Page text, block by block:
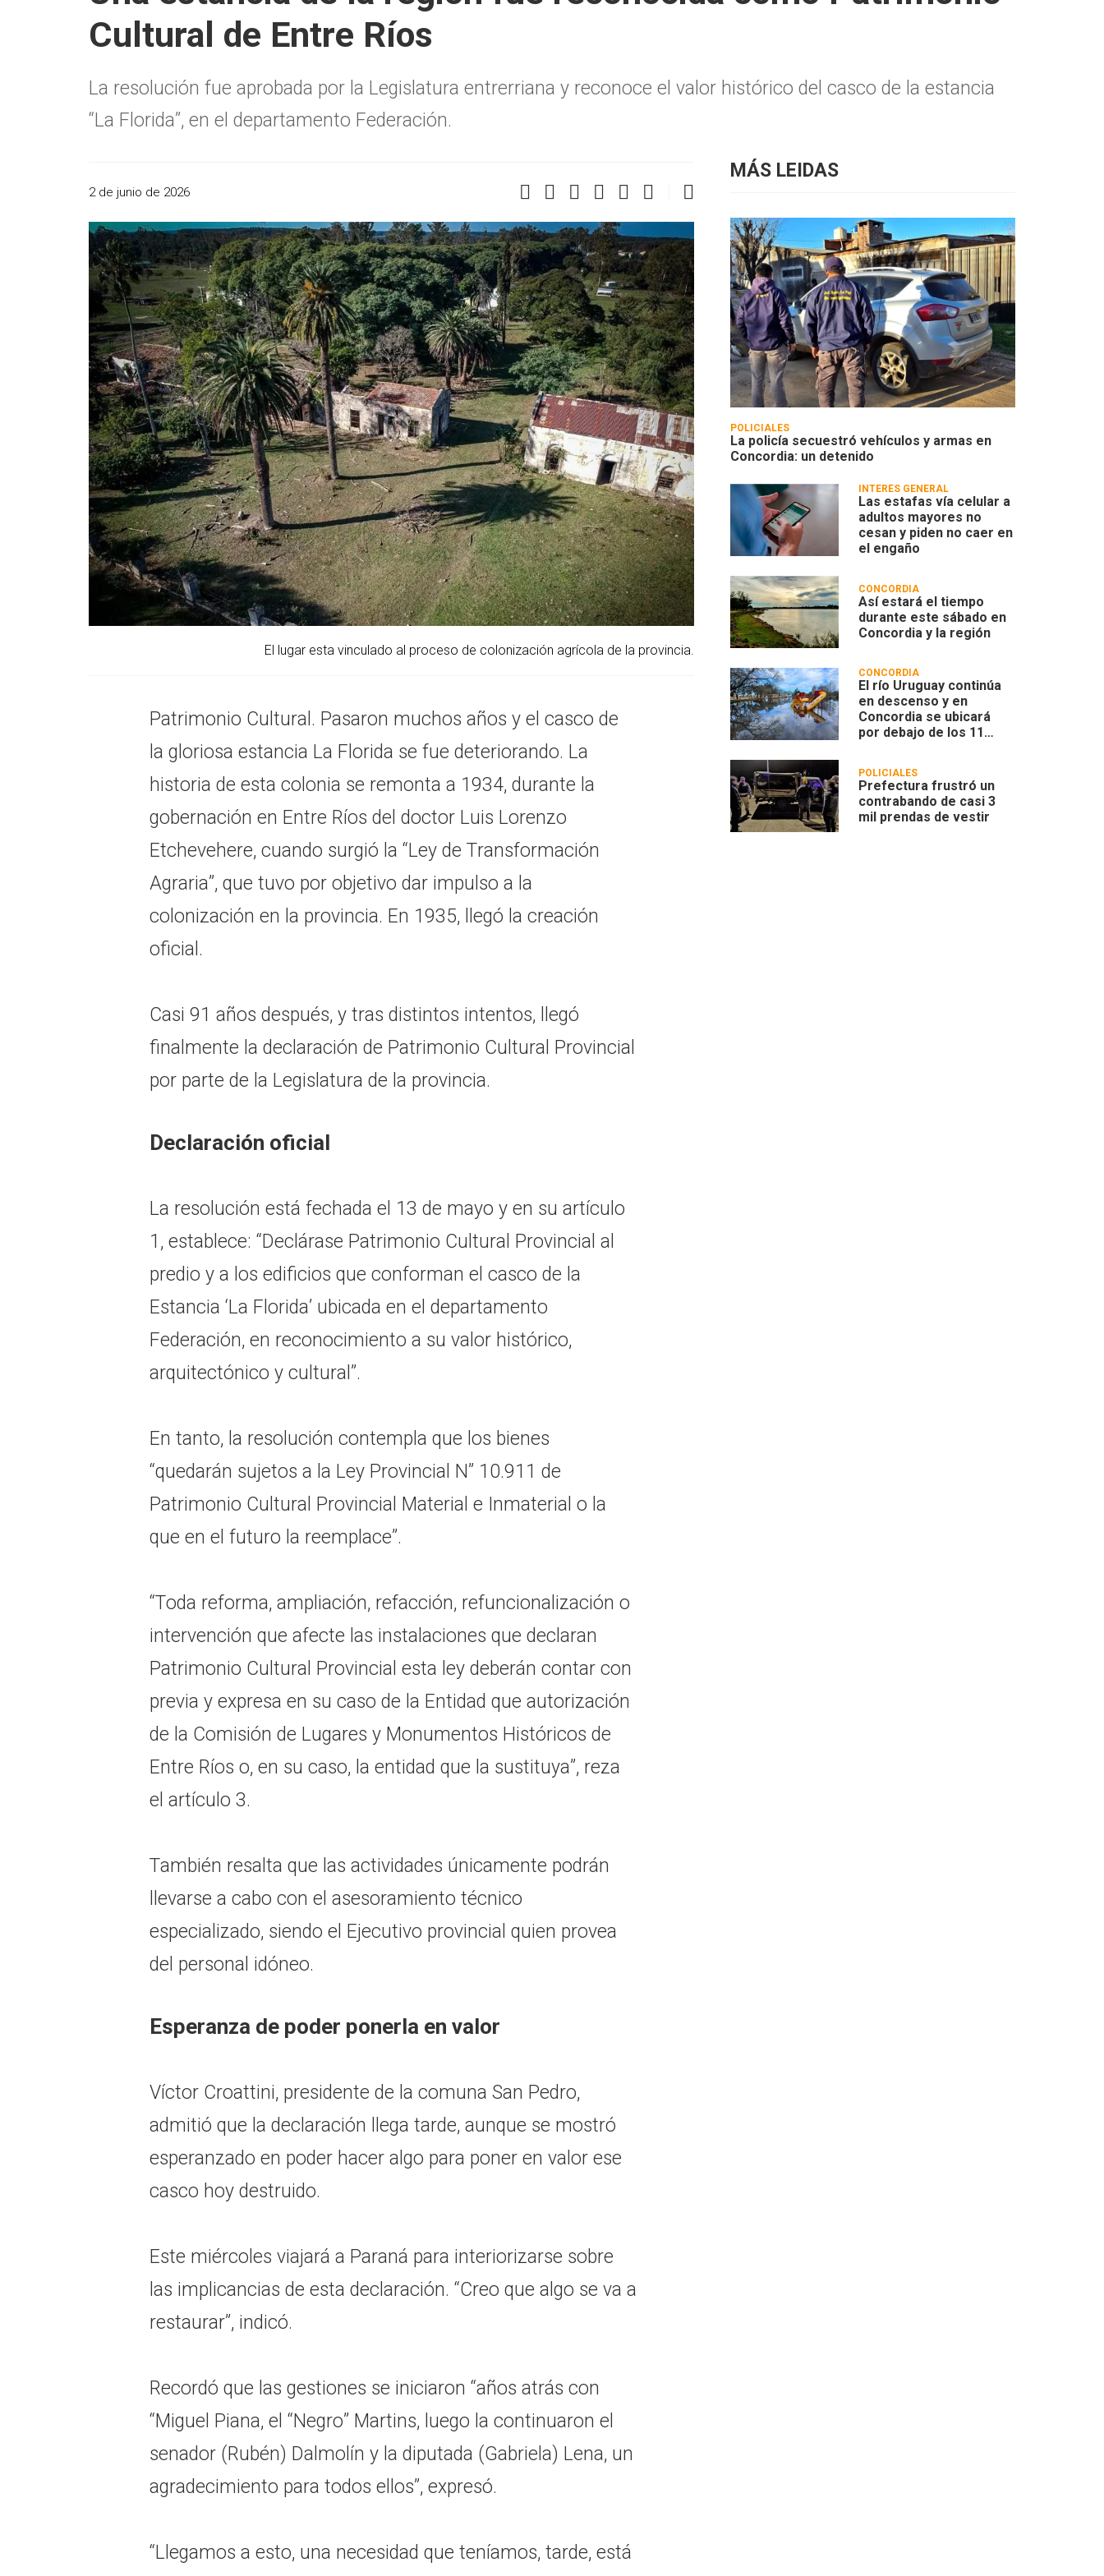
Cultural de Entre Ríos
La resolución fue aprobada por la Legislatura entrerriana y reconoce el valor histórico del casco de la estancia
“La Florida”, en el departamento Federación.
2 de junio de 2026
El lugar esta vinculado al proceso de colonización agrícola de la provincia.
Patrimonio Cultural. Pasaron muchos años y el casco de
la gloriosa estancia La Florida se fue deteriorando. La
historia de esta colonia se remonta a 1934, durante la
gobernación en Entre Ríos del doctor Luis Lorenzo
Etchevehere, cuando surgió la “Ley de Transformación
Agraria”, que tuvo por objetivo dar impulso a la
colonización en la provincia. En 1935, llegó la creación
oficial.
Casi 91 años después, y tras distintos intentos, llegó
finalmente la declaración de Patrimonio Cultural Provincial
por parte de la Legislatura de la provincia.
Declaración oficial
La resolución está fechada el 13 de mayo y en su artículo
1, establece: “Declárase Patrimonio Cultural Provincial al
predio y a los edificios que conforman el casco de la
Estancia ‘La Florida’ ubicada en el departamento
Federación, en reconocimiento a su valor histórico,
arquitectónico y cultural”.
En tanto, la resolución contempla que los bienes
“quedarán sujetos a la Ley Provincial N” 10.911 de
Patrimonio Cultural Provincial Material e Inmaterial o la
que en el futuro la reemplace”.
“Toda reforma, ampliación, refacción, refuncionalización o
intervención que afecte las instalaciones que declaran
Patrimonio Cultural Provincial esta ley deberán contar con
previa y expresa en su caso de la Entidad que autorización
de la Comisión de Lugares y Monumentos Históricos de
Entre Ríos o, en su caso, la entidad que la sustituya”, reza
el artículo 3.
También resalta que las actividades únicamente podrán
llevarse a cabo con el asesoramiento técnico
especializado, siendo el Ejecutivo provincial quien provea
del personal idóneo.
Esperanza de poder ponerla en valor
Víctor Croattini, presidente de la comuna San Pedro,
admitió que la declaración llega tarde, aunque se mostró
esperanzado en poder hacer algo para poner en valor ese
casco hoy destruido.
Este miércoles viajará a Paraná para interiorizarse sobre
las implicancias de esta declaración. “Creo que algo se va a
restaurar”, indicó.
Recordó que las gestiones se iniciaron “años atrás con
“Miguel Piana, el “Negro” Martins, luego la continuaron el
senador (Rubén) Dalmolín y la diputada (Gabriela) Lena, un
agradecimiento para todos ellos”, expresó.
“Llegamos a esto, una necesidad que teníamos, tarde, está
MÁS LEIDAS
POLICIALES
La policía secuestró vehículos y armas en
Concordia: un detenido
INTERÉS GENERAL
Las estafas vía celular a
adultos mayores no
cesan y piden no caer en
el engaño
CONCORDIA
Así estará el tiempo
durante este sábado en
Concordia y la región
CONCORDIA
El río Uruguay continúa
en descenso y en
Concordia se ubicará
por debajo de los 11
POLICIALES
Prefectura frustró un
contrabando de casi 3
mil prendas de vestir